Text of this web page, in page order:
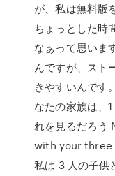
が、私は無料版
ちょっとした時
なぁって思いま
んですが、スト
きやすいんです
なたの家族は、
れを見るだろ
with your three
私は 3 人の子供